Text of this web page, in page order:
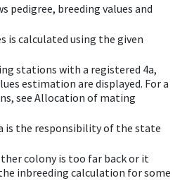
pedigree, breeding values and
is calculated using the given
stations with a registered 4a,
estimation are displayed. For a
see Allocation of mating
is the responsibility of the state
colony is too far back or it
inbreeding calculation for some